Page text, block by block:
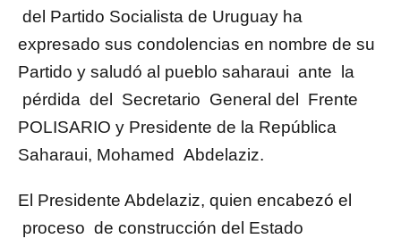
del Partido Socialista de Uruguay ha
expresado sus condolencias en nombre de su
Partido y saludó al pueblo saharaui ante la
pérdida del Secretario General del Frente
POLISARIO y Presidente de la República
Saharaui, Mohamed Abdelaziz.
El Presidente Abdelaziz, quien encabezó el
proceso de construcción del Estado